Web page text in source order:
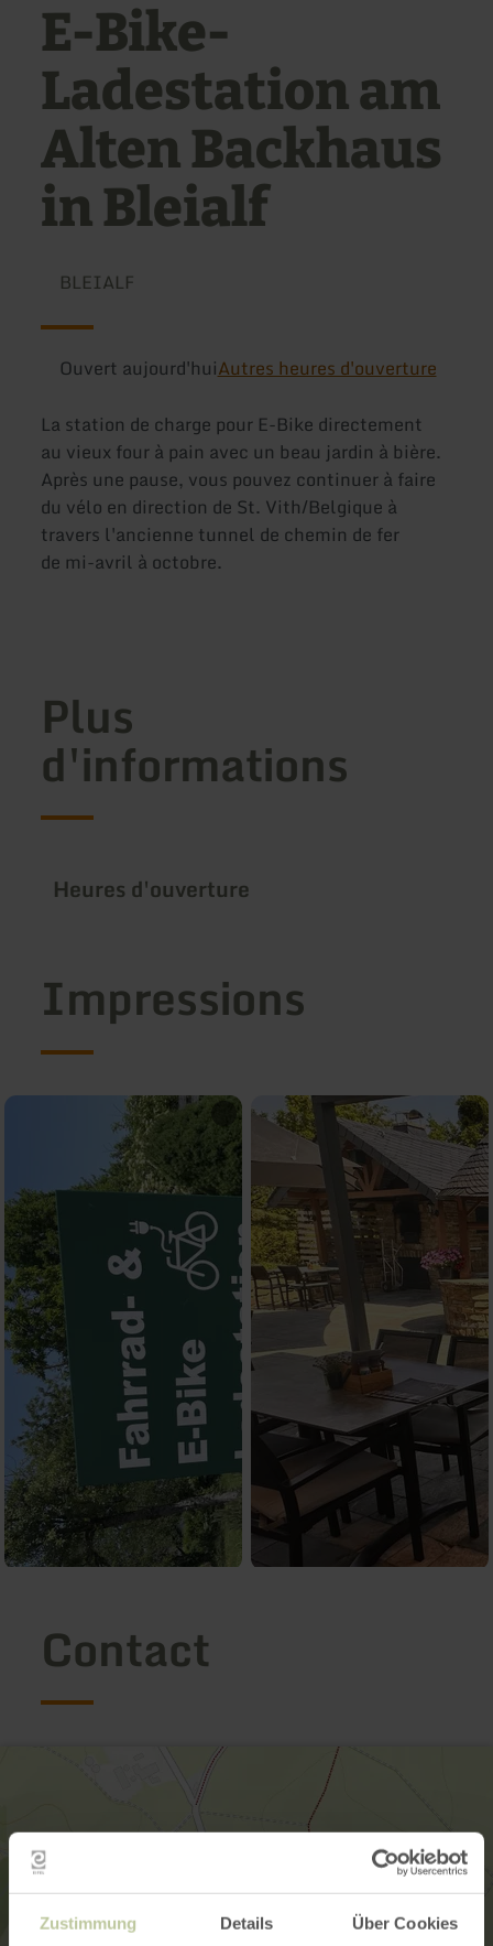
Zustimmung Details Über Cookies
E-Bike-
Ladestation am
Alten Backhaus
in Bleialf
BLEIALF
Ouvert aujourd'huiAutres heures d'ouverture
La station de charge pour E-Bike directement
au vieux four à pain avec un beau jardin à bière.
Après une pause, vous pouvez continuer à faire
du vélo en direction de St. Vith/Belgique à
travers l'ancienne tunnel de chemin de fer
de mi-avril à octobre.
Plus
d'informations
Heures d'ouverture
Impressions
Contact